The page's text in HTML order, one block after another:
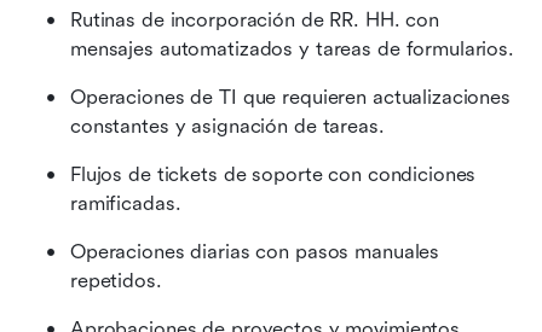
Rutinas de incorporación de RR. HH. con
mensajes automatizados y tareas de formularios.
Operaciones de TI que requieren actualizaciones
constantes y asignación de tareas.
Flujos de tickets de soporte con condiciones
ramificadas.
Operaciones diarias con pasos manuales
repetidos.